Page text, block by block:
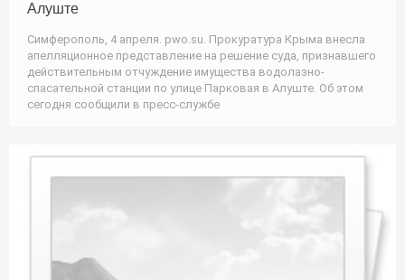
Алуште
Симферополь, 4 апреля. pwo.su. Прокуратура Крыма внесла
апелляционное представление на решение суда, признавшего
действительным отчуждение имущества водолазно-
спасательной станции по улице Парковая в Алуште. Об этом
сегодня сообщили в пресс-службе